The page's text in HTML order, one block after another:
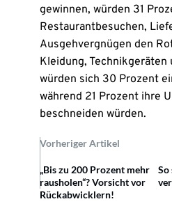
gewinnen, würden 31
Restaurantbesuchen,
Ausgehvergnügen den
Kleidung, Technikgeräten
würden sich 30 Prozent
während 21 Prozent ihre
beschneiden würden.
Vorheriger Artikel
„Bis zu 200 Prozent mehr
rausholen“? Vorsicht vor
Rückabwicklern!
So